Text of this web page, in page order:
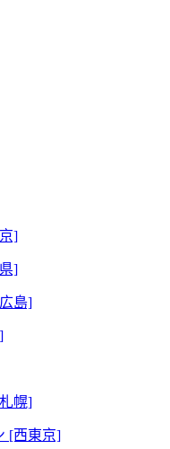
]
]
島]
幌]
[西東京]